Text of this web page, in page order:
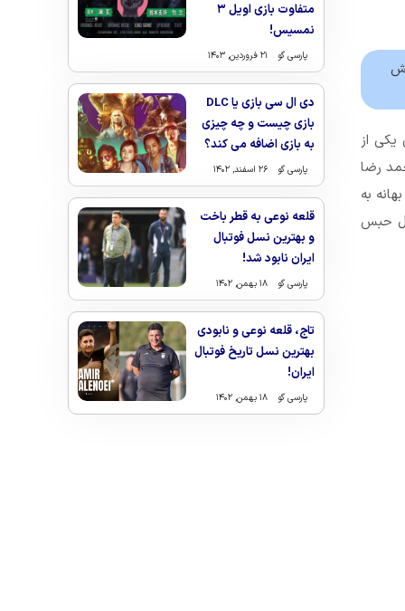
از
رضا
به
آشوب و تشنج کرده بود، حالا تنها به تحمل ۲ سال حبس
متفاوت بازی اویل ۳
نمسیس!
پارسی گو ۲۱ فروردین, ۱۴۰۳
دی ال سی بازی یا DLC
بازی چیست و چه چیزی
به بازی اضافه می کند؟
پارسی گو ۲۶ اسفند, ۱۴۰۲
قلعه نوعی به قطر باخت
و بهترین نسل فوتبال
ایران نابود شد!
پارسی گو ۱۸ بهمن, ۱۴۰۲
تاج، قلعه نوعی و نابودی
بهترین نسل تاریخ فوتبال
ایران!
پارسی گو ۱۸ بهمن, ۱۴۰۲